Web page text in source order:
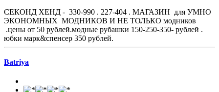
СЕКОНД ХЕНД - 330-990 . 227-404 . МАГАЗИН для УМНО
ЭКОНОМНЫХ МОДНИКОВ И НЕ ТОЛЬКО модников
.цены от 50 рублей.модные рубашки 150-250-350- рублей .
юбки марк&спенсер 350 рублей.
Batriya